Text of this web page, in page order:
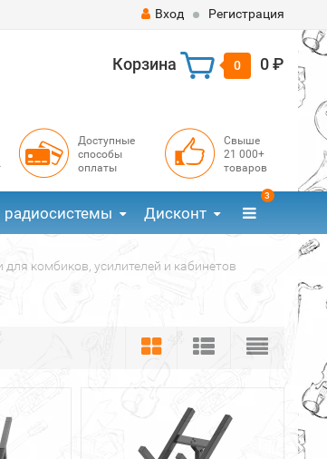
Вход Регистрация
Корзина 0 0 ₽
Доступные
способы
оплаты
Свыше
21 000+
товаров
Дисконт
3
для комбиков, усилителей и кабинетов